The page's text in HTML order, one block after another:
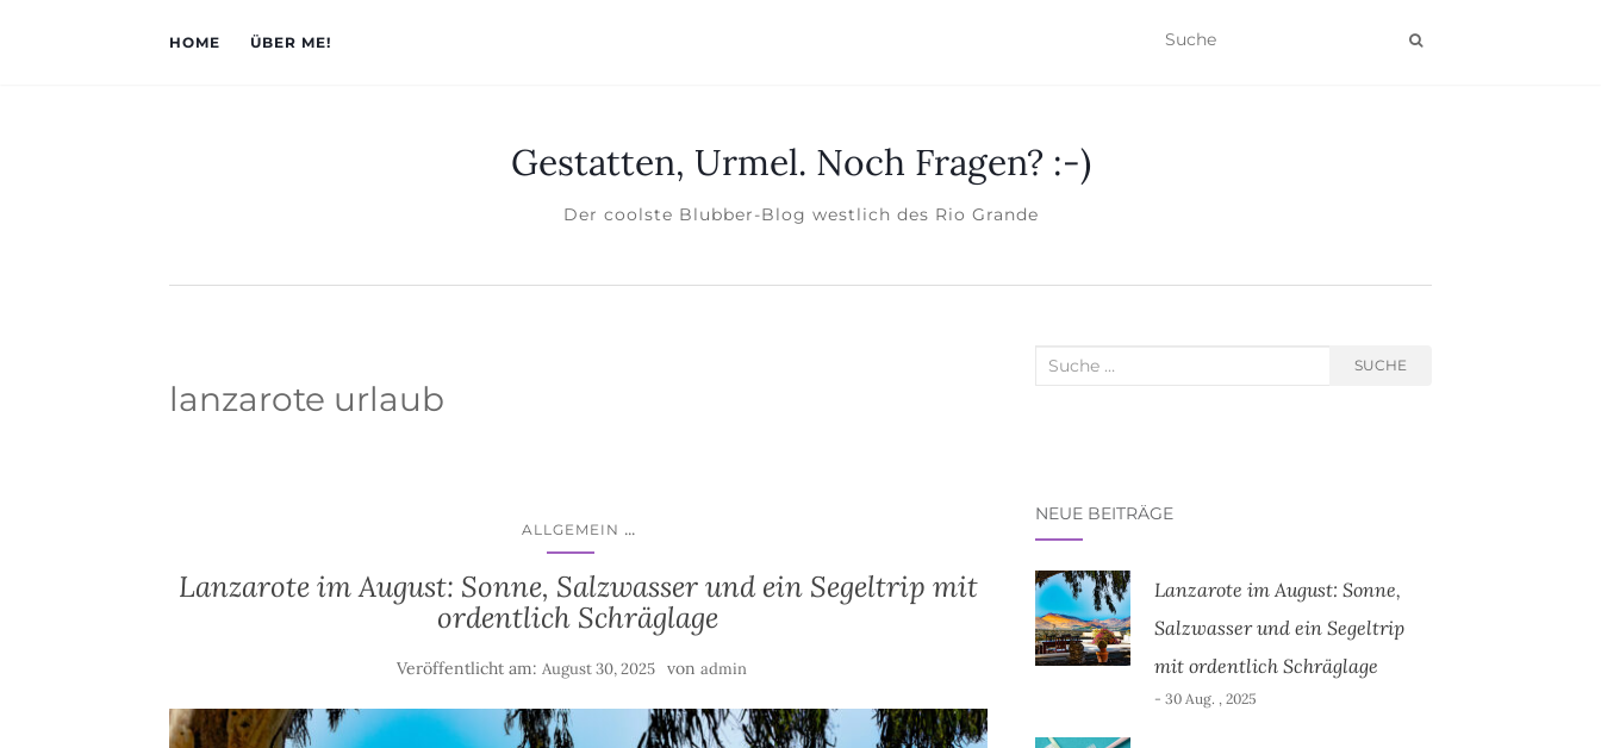
HOME ÜBER ME!
Gestatten, Urmel. Noch Fragen? :-)
Der coolste Blubber-Blog westlich des Rio Grande
lanzarote urlaub
ALLGEMEIN ...
Lanzarote im August: Sonne, Salzwasser und ein Segeltrip mit
ordentlich Schräglage
Veröffentlicht am:August 30, 2025 vonadmin
Suche nach: SUCHE
NEUE BEITRÄGE
Lanzarote im August: Sonne,
Salzwasser und ein Segeltrip
mit ordentlich Schräglage
- 30 Aug. , 2025